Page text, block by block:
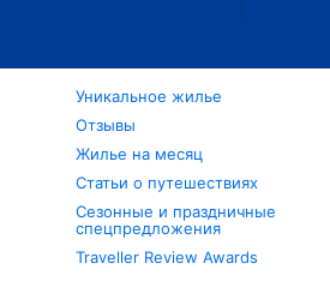
Уникальное жилье
Отзывы
Жилье на месяц
Статьи о путешествиях
Сезонные и праздничные
спецпредложения
Traveller Review Awards